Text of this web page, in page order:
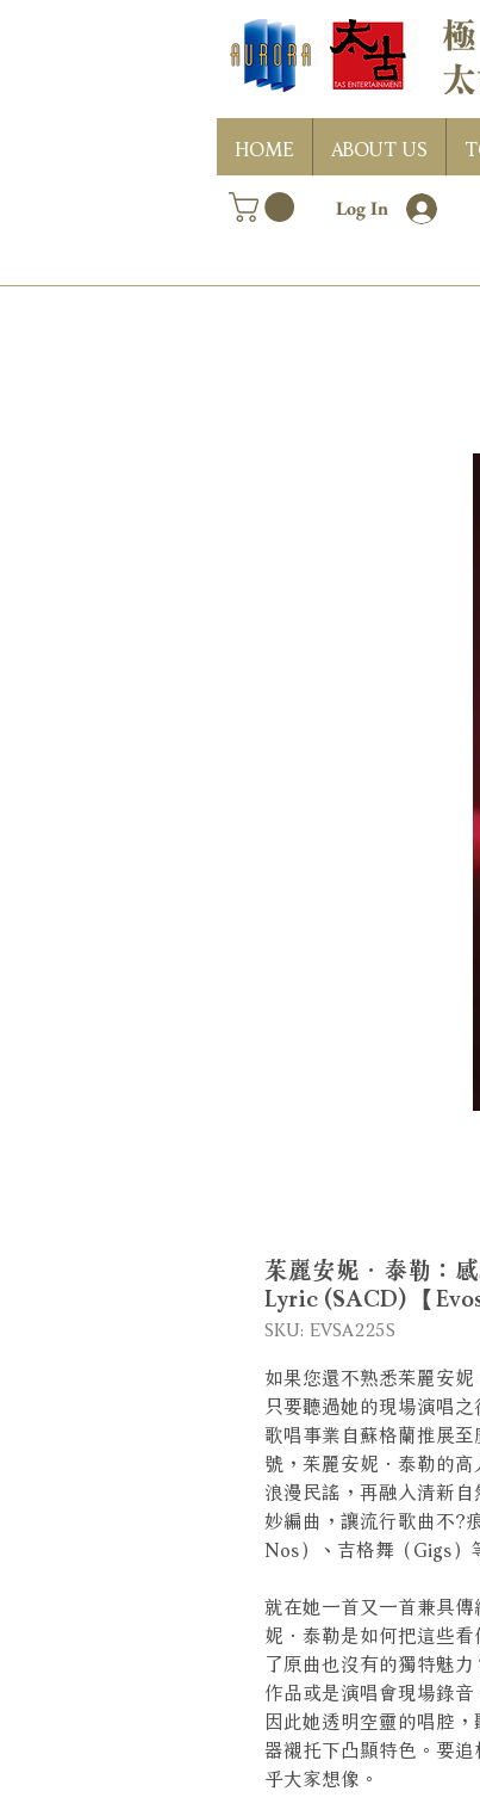
HOME ABOUT US
Log In
茱麗安妮．泰勒：
Lyric (SACD) 【
SKU: EVSA225S
如果您還不熟悉茱麗安
只要聽過她的現場演唱
歌唱事業自蘇格蘭推展
號，茱麗安妮．泰勒的
浪漫民謠，再融入清新
妙編曲，讓流行歌曲不?
Nos）、吉格舞（Gigs）
就在她一首又一首兼具
妮．泰勒是如何把這些
了原曲也沒有的獨特魅
作品或是演唱會現場錄
因此她透明空靈的唱腔
器襯托下凸顯特色。要
乎大家想像。